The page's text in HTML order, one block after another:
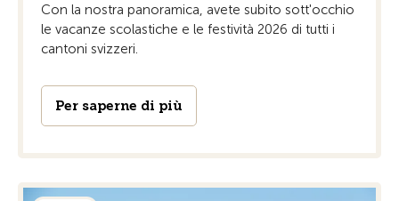
Con la nostra panoramica, avete subito sott'occhio
le vacanze scolastiche e le festività 2026 di tutti i
cantoni svizzeri.
Per saperne di più